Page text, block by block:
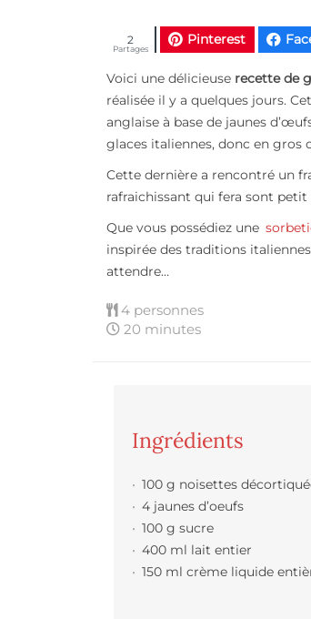
Pinterest
Partages
2
Voici une délicieuse recette de
réalisée il y a quelques jours.
anglaise à base de jaunes
glaces italiennes, donc en gros
Cette dernière a rencontré un
rafraichissant qui fera sont
Que vous possédiez une
inspirée des traditions
attendre…
4 personnes
20 minutes
Ingrédients
100 g noisettes
4 jaunes d’oeufs
100 g sucre
400 ml lait entier
150 ml crème liquide